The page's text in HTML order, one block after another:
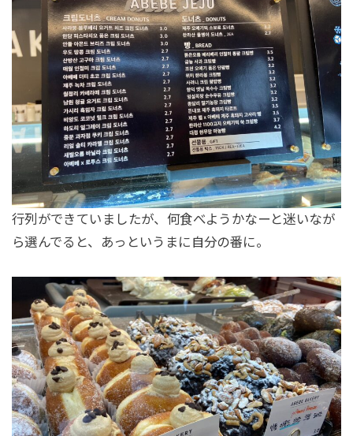
行列ができていましたが、何食べようかなーと迷いなが
ら選んでると、あっというまに自分の番に。